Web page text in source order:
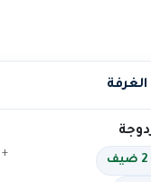
الغرفة